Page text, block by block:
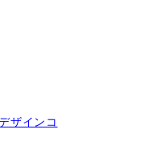
ザインコ